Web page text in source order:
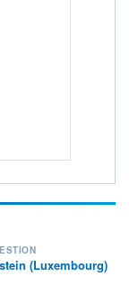
+ LISTE
(Luxembourg)